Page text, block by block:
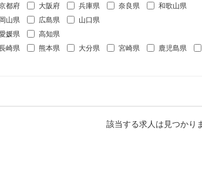
都府 大阪府 兵庫県 奈良県
和歌山県
岡山県 広島県
山口県
媛県
高知県
崎県 熊本県 大分県 宮崎県 鹿児島県
該当する求人は見つかり